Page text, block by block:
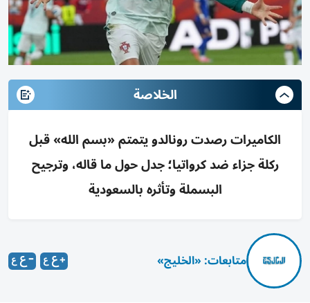
الخلاصة
الكاميرات رصدت رونالدو يتمتم «بسم الله» قبل
ركلة جزاء ضد كرواتيا؛ جدل حول ما قاله، وترجيح
البسملة وتأثره بالسعودية
متابعات: «الخليج»